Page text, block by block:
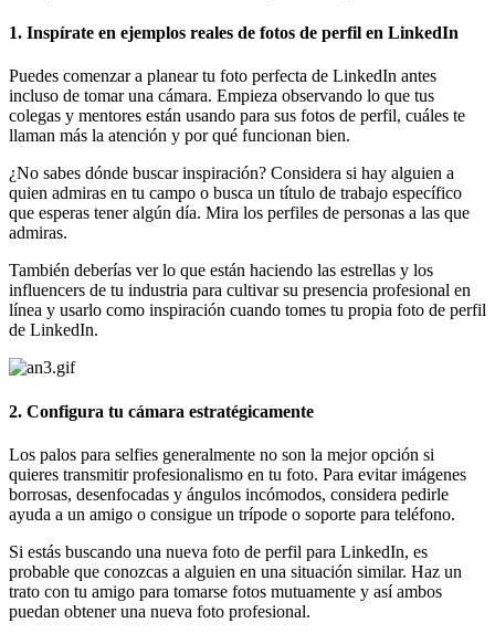
1. Inspírate en ejemplos reales de fotos de perfil en LinkedIn
Puedes comenzar a planear tu foto perfecta de LinkedIn antes
incluso de tomar una cámara. Empieza observando lo que tus
colegas y mentores están usando para sus fotos de perfil, cuáles te
llaman más la atención y por qué funcionan bien.
¿No sabes dónde buscar inspiración? Considera si hay alguien a
quien admiras en tu campo o busca un título de trabajo específico
que esperas tener algún día. Mira los perfiles de personas a las que
admiras.
También deberías ver lo que están haciendo las estrellas y los
influencers de tu industria para cultivar su presencia profesional en
línea y usarlo como inspiración cuando tomes tu propia foto de perfil
de LinkedIn.
2. Configura tu cámara estratégicamente
Los palos para selfies generalmente no son la mejor opción si
quieres transmitir profesionalismo en tu foto. Para evitar imágenes
borrosas, desenfocadas y ángulos incómodos, considera pedirle
ayuda a un amigo o consigue un trípode o soporte para teléfono.
Si estás buscando una nueva foto de perfil para LinkedIn, es
probable que conozcas a alguien en una situación similar. Haz un
trato con tu amigo para tomarse fotos mutuamente y así ambos
puedan obtener una nueva foto profesional.